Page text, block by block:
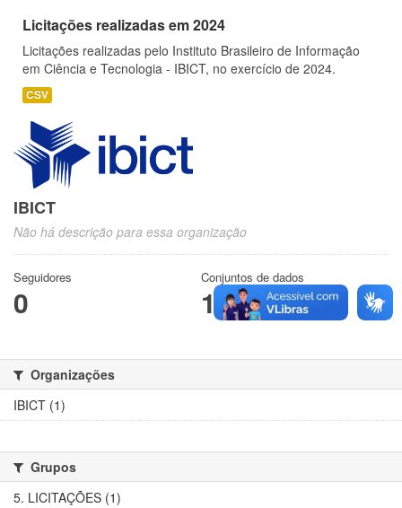
Licitações realizadas em 2024
Licitações realizadas pelo Instituto Brasileiro de Informação
em Ciência e Tecnologia - IBICT, no exercício de 2024.
CSV
IBICT
Não há descrição para essa organização
Seguidores
0
Conjuntos de dados
1
Organizações
IBICT (1)
Grupos
5. LICITAÇÕES (1)